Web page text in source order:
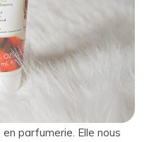
parfumerie. Elle nous